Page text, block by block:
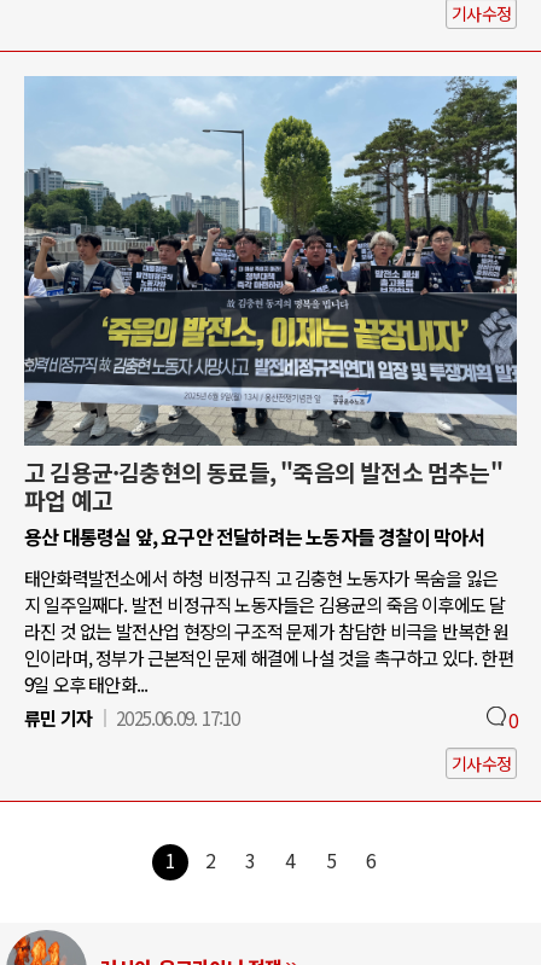
기사수정
고 김용균·김충현의 동료들, "죽음의 발전소 멈추는"
파업 예고
용산 대통령실 앞, 요구안 전달하려는 노동자들 경찰이 막아서
태안화력발전소에서 하청 비정규직 고 김충현 노동자가 목숨을 잃은
지 일주일째다. 발전 비정규직 노동자들은 김용균의 죽음 이후에도 달
라진 것 없는 발전산업 현장의 구조적 문제가 참담한 비극을 반복한 원
인이라며, 정부가 근본적인 문제 해결에 나설 것을 촉구하고 있다. 한편
9일 오후 태안화...
류민 기자
2025.06.09. 17:10 0
기사수정
1 2 3 4 5 6